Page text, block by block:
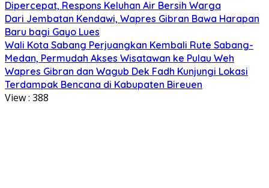
Dipercepat, Respons Keluhan Air Bersih Warga
Dari Jembatan Kendawi, Wapres Gibran Bawa Harapan
Baru bagi Gayo Lues
Wali Kota Sabang Perjuangkan Kembali Rute Sabang-
Medan, Permudah Akses Wisatawan ke Pulau Weh
Wapres Gibran dan Wagub Dek Fadh Kunjungi Lokasi
Terdampak Bencana di Kabupaten Bireuen
View : 388